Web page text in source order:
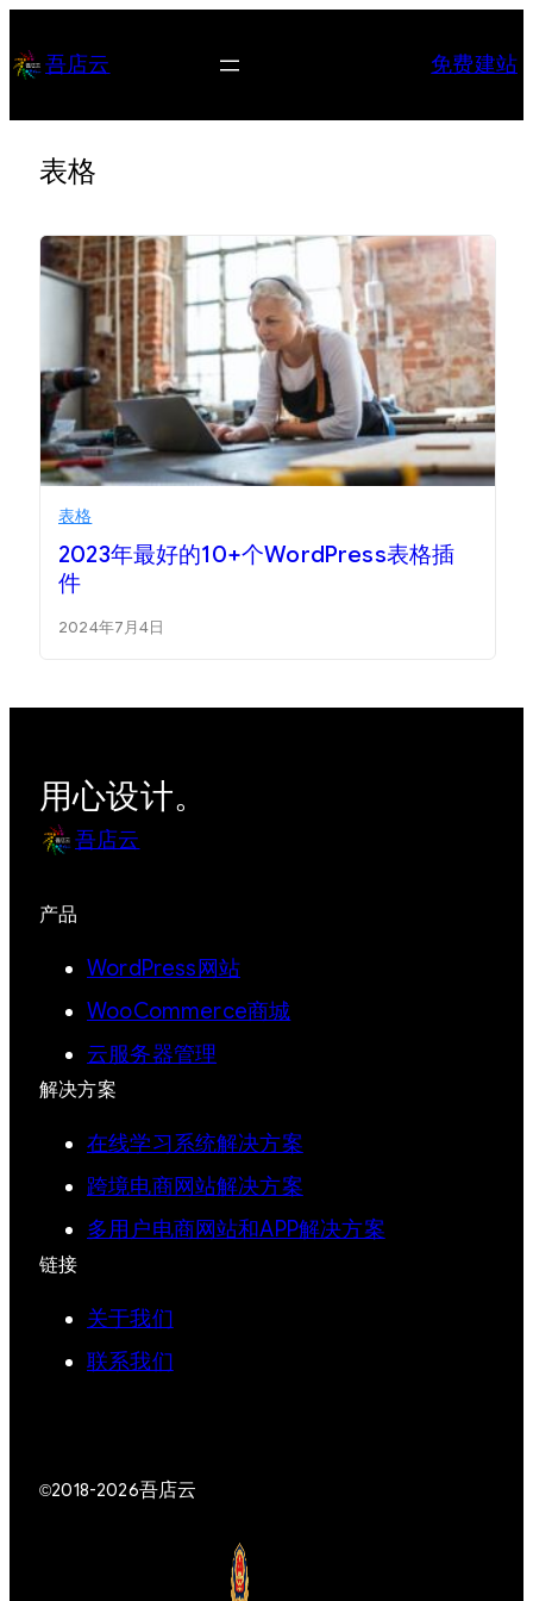
至 吾店云 免费建站
表格
表格
2023年最好的10+个WordPress表格插
件
2024年7月4日
用心设计。
吾店云
产品
WordPress网站
WooCommerce商城
云服务器管理
解决方案
在线学习系统解决方案
跨境电商网站解决方案
多用户电商网站和APP解决方案
链接
关于我们
联系我们
©2018-2026吾店云